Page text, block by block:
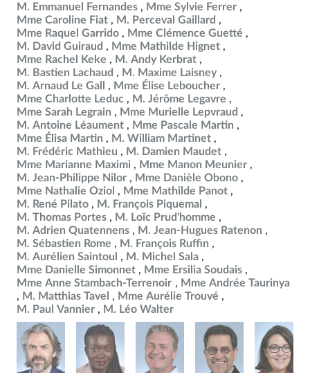
M. Emmanuel Fernandes
Mme Sylvie Ferrer
Mme Caroline Fiat
M. Perceval Gaillard
Mme Raquel Garrido
Mme Clémence Guetté
M. David Guiraud
Mme Mathilde Hignet
Mme Rachel Keke
M. Andy Kerbrat
M. Bastien Lachaud
M. Maxime Laisney
M. Arnaud Le Gall
Mme Élise Leboucher
Mme Charlotte Leduc
M. Jérôme Legavre
Mme Sarah Legrain
Mme Murielle Lepvraud
M. Antoine Léaument
Mme Pascale Martin
Mme Élisa Martin
M. William Martinet
M. Frédéric Mathieu
M. Damien Maudet
Mme Marianne Maximi
Mme Manon Meunier
M. Jean-Philippe Nilor
Mme Danièle Obono
Mme Nathalie Oziol
Mme Mathilde Panot
M. René Pilato
M. François Piquemal
M. Thomas Portes
M. Loïc Prud'homme
M. Adrien Quatennens
M. Jean-Hugues Ratenon
M. Sébastien Rome
M. François Ruffin
M. Aurélien Saintoul
M. Michel Sala
Mme Danielle Simonnet
Mme Ersilia Soudais
Mme Anne Stambach-Terrenoir
Mme Andrée Taurinya
M. Matthias Tavel
Mme Aurélie Trouvé
M. Paul Vannier
M. Léo Walter